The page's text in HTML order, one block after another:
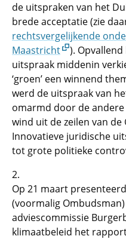
de uitspraken van het
brede acceptatie (zie
rechtsvergelijkende
Maastricht
).
uitspraak middenin
‘groen’ een winnend
werd de uitspraak van
omarmd door de
wind uit de zeilen van
Innovatieve juridische
tot grote politieke
2.
Op 21 maart
(voormalig
adviescommissie
klimaatbeleid het